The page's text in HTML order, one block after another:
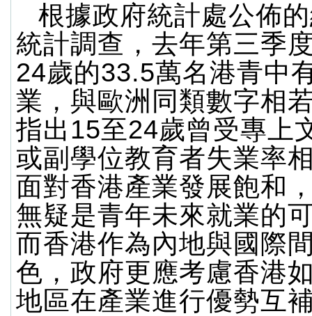
根據政府統計處公佈
統計調查，去年第三季
24歲的33.5萬名港青中
業，與歐洲同類數字相
指出15至24歲曾受專上
或副學位教育者失業率
面對香港產業發展飽和
無疑是青年未來就業的
而香港作為內地與國際
色，政府更應考慮香港
地區在產業進行優勢互